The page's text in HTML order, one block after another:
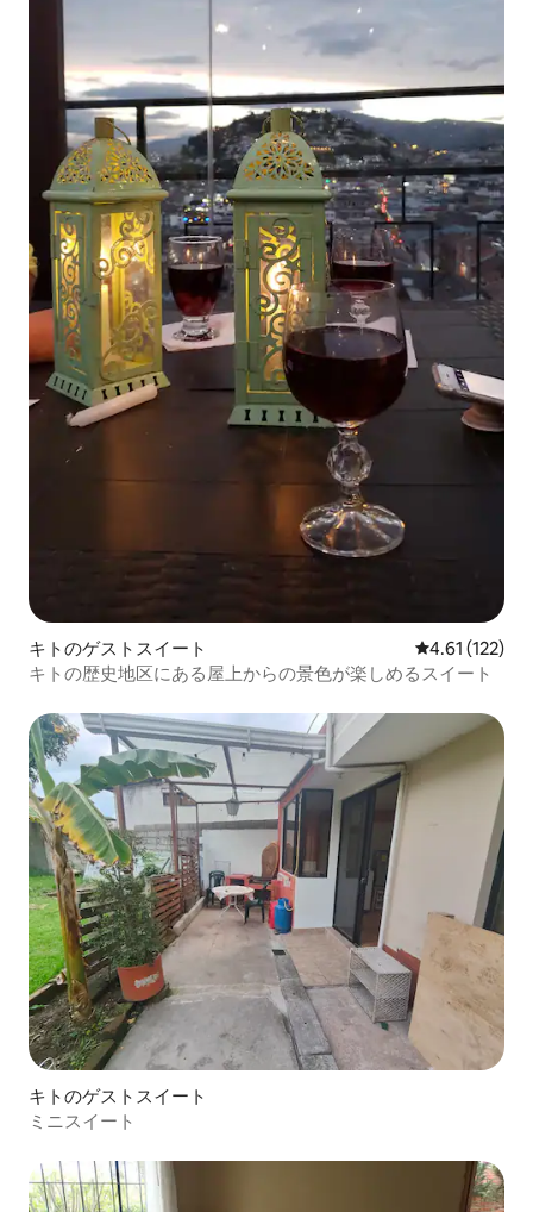
キトのゲストスイート レビュー122
4.61 (122)
キトの歴史地区にある屋上からの景色が楽しめるスイート
キトのゲストスイート
ミニスイート